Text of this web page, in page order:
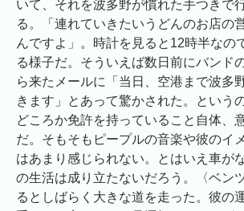
いて、それを波多野が慣れた手つきで
る。「連れていきたいうどんのお店の
んですよ」。時計を見ると12時半なの
る様子だ。そういえば数日前にバンド
ら来たメールに「当日、空港まで波多
きます」とあって驚かされた。という
どころか免許を持っていること自体、
だ。そもそもピープルの音楽や彼のイ
はあまり感じられない。とはいえ車が
の生活は成り立たないだろう。〈ベン
るとしばらく大きな道を走った。彼の